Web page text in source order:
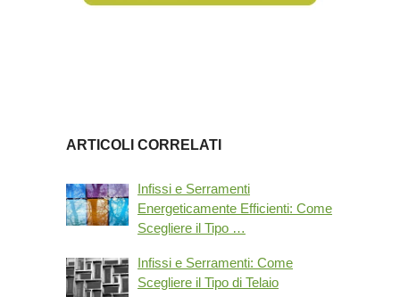
ARTICOLI CORRELATI
Infissi e Serramenti
Energeticamente Efficienti: Come
Scegliere il Tipo …
Infissi e Serramenti: Come
Scegliere il Tipo di Telaio